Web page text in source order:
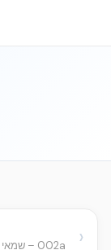
002a – שמאי – פרק ראשון – נדה, דף ב ע”א ›